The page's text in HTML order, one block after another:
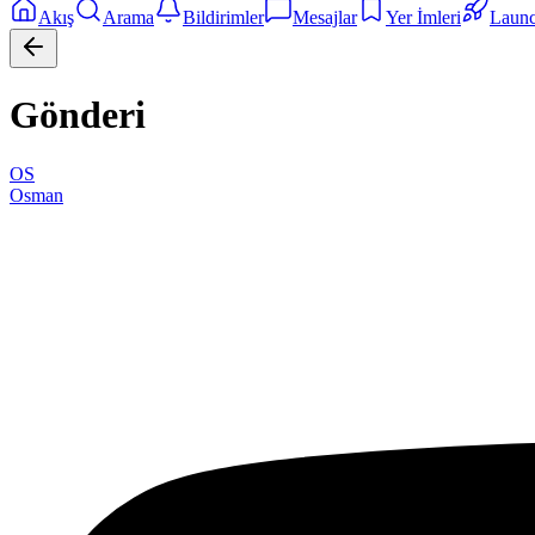
Akış Arama Bildirimler Mesajlar Yer İmleri
Gönderi
OS
Osman